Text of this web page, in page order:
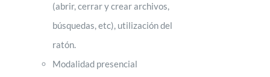
(abrir, cerrar y crear archivos,
búsquedas, etc), utilización del
ratón.
Modalidad presencial